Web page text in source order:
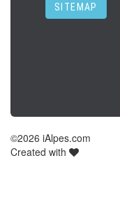
SITEMAP
©2026 iAlpes.com
Created with